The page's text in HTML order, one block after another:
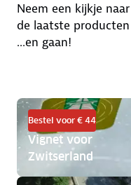
Neem een kijkje
de laatste
...en gaan!
Bestel voor € 44
Vignet voor
Zwitserland